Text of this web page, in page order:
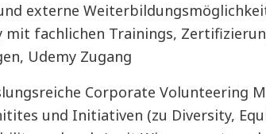
externe
mit fachlichen Trainings,
Udemy Zugang
Corporate Volunteering
und Initiativen (zu Diversity,